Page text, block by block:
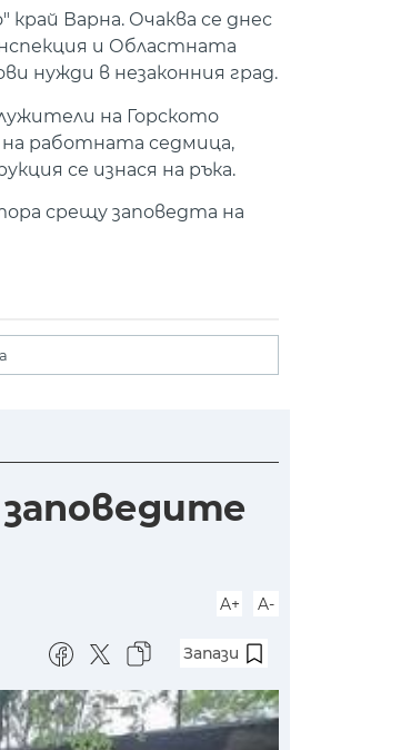
Варна. Очаква се днес
и Областната
нужди в незаконния град.
на Горското
работната седмица,
се изнася на ръка.
срещу заповедта на
A+ A-
Запази